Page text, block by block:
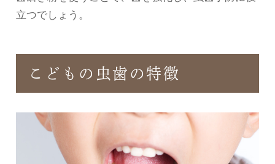
立つでしょう。
こどもの虫歯の特徴